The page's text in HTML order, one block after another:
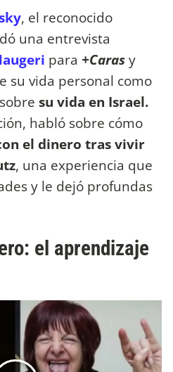
, el reconocido
una entrevista
para +Carasy
su vida personal como
su vida en Israel.
habló sobre cómo
el dinero tras vivir
, una experiencia que
y le dejó profundas
el aprendizaje